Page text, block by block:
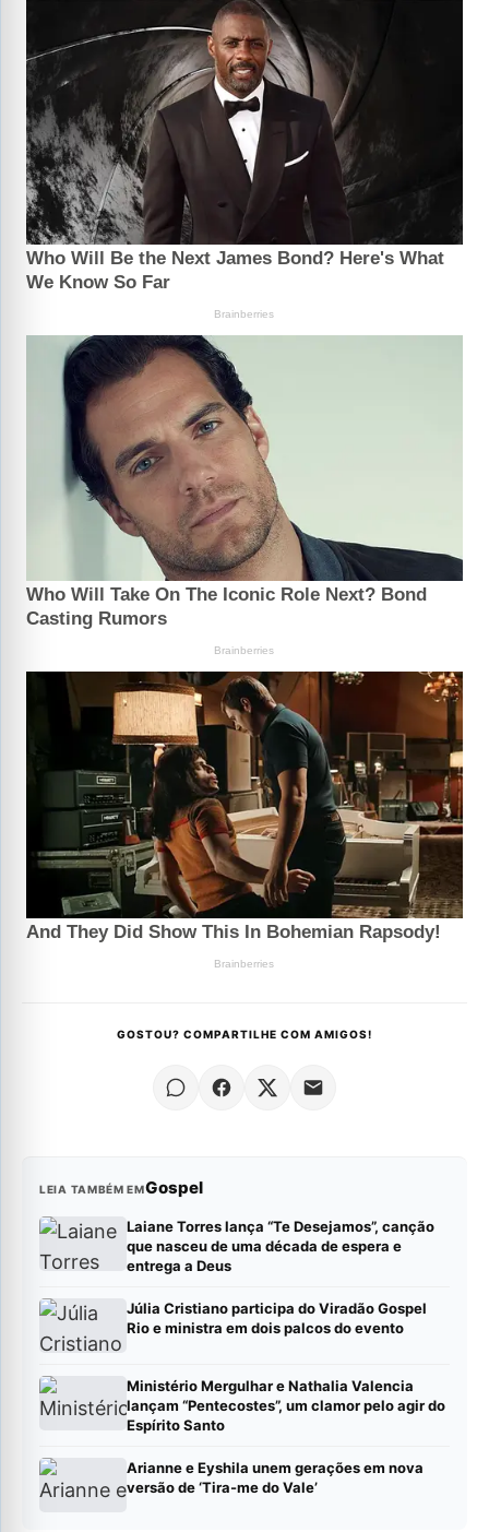
GOSTOU? COMPARTILHE COM AMIGOS!
LEIA TAMBÉM EMGospel
Laiane Torres lança “Te Desejamos”, canção
que nasceu de uma década de espera e
entrega a Deus
Júlia Cristiano participa do Viradão Gospel
Rio e ministra em dois palcos do evento
Ministério Mergulhar e Nathalia Valencia
lançam “Pentecostes”, um clamor pelo agir do
Espírito Santo
Arianne e Eyshila unem gerações em nova
versão de ‘Tira-me do Vale’